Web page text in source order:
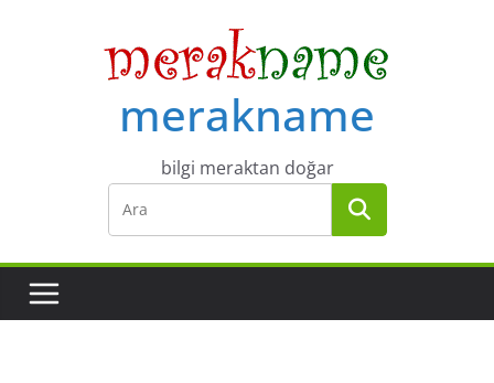
merakname
bilgi meraktan doğar